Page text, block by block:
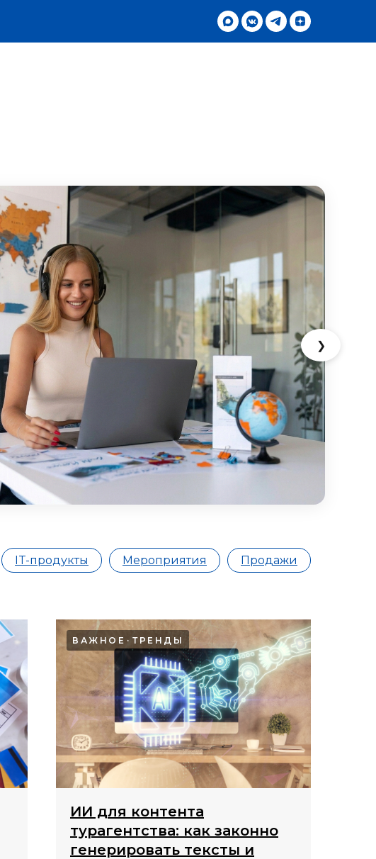
❯
IT-продукты Мероприятия Продажи
ВАЖНОЕ ТРЕНДЫ
ИИ для контента
турагентства: как законно
генерировать тексты и